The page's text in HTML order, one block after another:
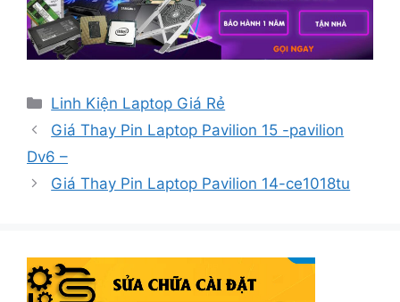
Danh
mục
Linh Kiện Laptop Giá Rẻ
Giá Thay Pin Laptop Pavilion 15 -pavilion
Dv6 –
Giá Thay Pin Laptop Pavilion 14-ce1018tu